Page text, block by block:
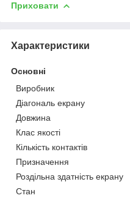
Приховати
Характеристики
Основні
Виробник
Діагональ екрану
Довжина
Клас якості
Кількість контактів
Призначення
Роздільна здатність екрану
Стан